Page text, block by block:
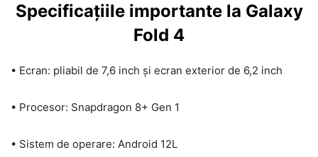
Specificațiile importante la Galaxy
Fold 4
• Ecran: pliabil de 7,6 inch și ecran exterior de 6,2 inch
• Procesor: Snapdragon 8+ Gen 1
• Sistem de operare: Android 12L